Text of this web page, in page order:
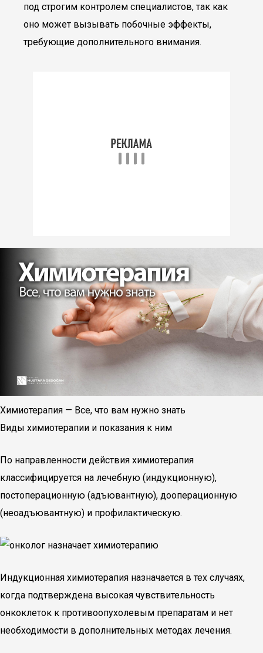
под строгим контролем специалистов, так как
оно может вызывать побочные эффекты,
требующие дополнительного внимания.
Химиотерапия — Все, что вам нужно знать
Виды химиотерапии и показания к ним
По направленности действия химиотерапия
классифицируется на лечебную (индукционную),
постоперационную (адъювантную), дооперационную
(неоадъювантную) и профилактическую.
Индукционная химиотерапия назначается в тех случаях,
когда подтверждена высокая чувствительность
онкоклеток к противоопухолевым препаратам и нет
необходимости в дополнительных методах лечения.